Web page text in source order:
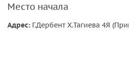
Мост «Джиорса и Дебернарди»
двухарочный железобетонный
Место начала
Адрес: Г.Дербент Х.Тагиева 4Я